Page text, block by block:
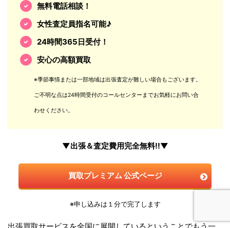
無料電話相談！
女性査定員指名可能♪
24時間365日受付！
安心の高額買取
※季節事情または一部地域は出張査定が難しい場合もございます。
ご不明な点は24時間受付のコールセンターまでお気軽にお問い合
わせください。
▼出張＆査定費用完全無料!!▼
買取プレミアム 公式ページ
※申し込みは１分で完了します